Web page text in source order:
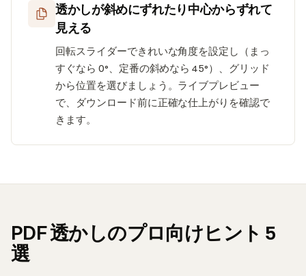
透かしが斜めにずれたり中心からずれて
見える
回転スライダーできれいな角度を設定し（まっ
すぐなら 0°、定番の斜めなら 45°）、グリッド
から位置を選びましょう。ライブプレビュー
で、ダウンロード前に正確な仕上がりを確認で
きます。
PDF 透かしのプロ向けヒント 5
選